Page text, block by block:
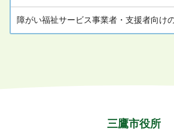
障がい福祉サービス事業者・支援者向け
三鷹市役所